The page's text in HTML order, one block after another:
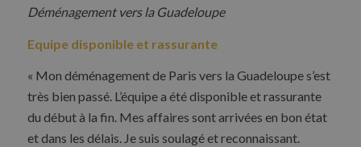
Déménagement vers la Guadeloupe
Equipe disponible et rassurante
« Mon déménagement de Paris vers la Guadeloupe s’est
très bien passé. L’équipe a été disponible et rassurante
du début à la fin. Mes affaires sont arrivées en bon état
et dans les délais. Je suis soulagé et reconnaissant.